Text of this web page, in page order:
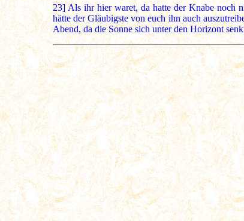
23] Als ihr hier waret, da hatte der Knabe noch
hätte der Gläubigste von euch ihn auch
Abend, da die Sonne sich unter den Horizont